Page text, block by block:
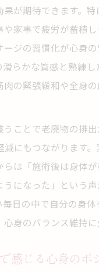
が期待できます。特
や家事で疲労が蓄積
ージの習慣化が心身
滑らかな質感と熟練
肉の緊張緩和や全身
うことで老廃物の排
減にもつながります
は「施術後は身体
うになった」という
毎日の中で自分の身
身のバランス維持に
感じる心身のポ